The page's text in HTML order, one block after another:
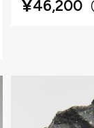
¥46,200